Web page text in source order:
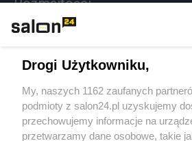
Rozmaitości
Sport
Społeczeństwo
Drogi Użytkowniku,
My, naszych 1162 zaufanych
podmioty z salon24.pl uzyskujemy
przechowujemy informacje na
przetwarzamy dane osobowe, takie